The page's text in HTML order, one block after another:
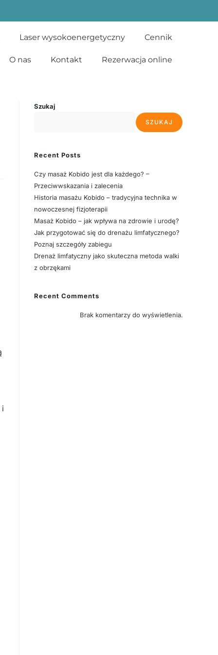
Laser wysokoenergetyczny Cennik
O nas Kontakt Rezerwacja online
i
Szukaj
SZUKAJ
Recent Posts
Czy masaż Kobido jest dla każdego? –
Przeciwwskazania i zalecenia
Historia masażu Kobido – tradycyjna technika w
nowoczesnej fizjoterapii
Masaż Kobido – jak wpływa na zdrowie i urodę?
Jak przygotować się do drenażu limfatycznego?
Poznaj szczegóły zabiegu
Drenaż limfatyczny jako skuteczna metoda walki
z obrzękami
Recent Comments
Brak komentarzy do wyświetlenia.